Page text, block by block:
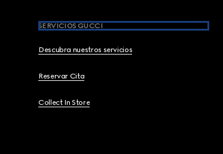
SERVICIOS GUCCI
Descubra nuestros servicios
Reservar Cita
Collect In Store